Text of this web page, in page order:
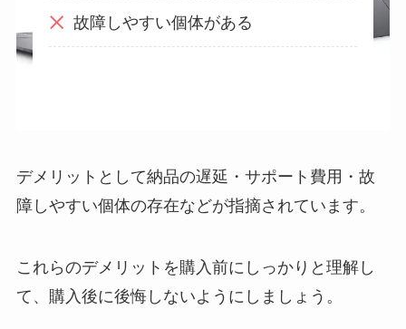
故障しやすい個体がある
デメリットとして納品の遅延・サポート費用・故
障しやすい個体の存在などが指摘されています。
これらのデメリットを購入前にしっかりと理解し
て、購入後に後悔しないようにしましょう。